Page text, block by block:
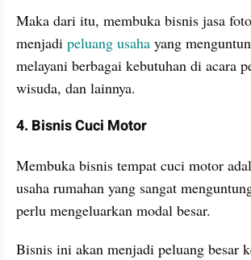
Maka dari itu, membuka bisnis jasa
menjadi peluang usaha yang
melayani berbagai kebutuhan di acara
wisuda, dan lainnya.
4. Bisnis Cuci Motor
Membuka bisnis tempat cuci motor
usaha rumahan yang sangat
perlu mengeluarkan modal besar.
Bisnis ini akan menjadi peluang besar